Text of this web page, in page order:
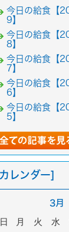
今日の給食【
9】
今日の給食【
8】
今日の給食【
7】
今日の給食【
6】
今日の給食【
5】
レンダー]
3月
日 月 火 水